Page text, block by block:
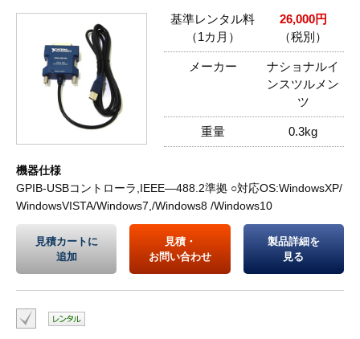
基準レンタル料
（1カ月）
26,000円
（税別）
メーカー
ナショナルイ
ンスツルメン
ツ
重量 0.3kg
機器仕様
GPIB-USBコントローラ,IEEE―488.2準拠 ○対応OS:WindowsXP/
WindowsVISTA/Windows7,/Windows8 /Windows10
見積カートに
追加
見積・
お問い合わせ
製品詳細を
見る